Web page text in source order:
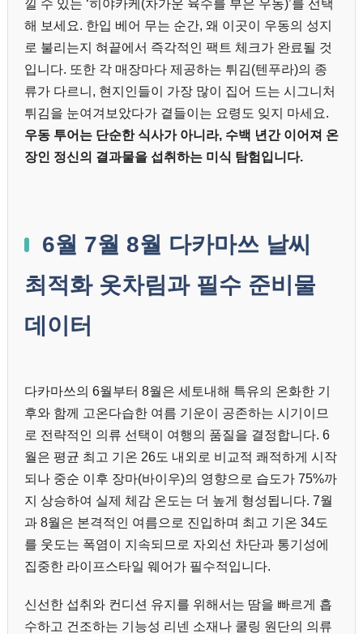
낄 수 있는 ‘히야카케(차가운 육수를 부은 우동)’를 선택
해 보세요. 한입 베어 무는 순간, 왜 이곳이 우동의 성지
로 불리는지 혀끝에서 즉각적인 팩트 체크가 완료될 것
입니다. 또한 각 매장마다 제공하는 튀김(텐푸라)의 종
류가 다르니, 현지인들이 가장 많이 집어 드는 시그니처
튀김을 눈여겨보았다가 곁들이는 요령도 잊지 마세요.
우동 투어는 단순한 식사가 아니라, 수백 년간 이어져 온
장인 정신의 결과물을 섭취하는 미식 탐험입니다.
6월 7월 8월 다카마쓰 날씨
최적화 옷차림과 필수 준비물
데이터
다카마쓰의 6월부터 8월은 세토내해 특유의 온화한 기
후와 함께 고온다습한 여름 기운이 공존하는 시기이므
로 전략적인 의류 선택이 여행의 품질을 결정합니다. 6
월은 평균 최고 기온 26도 내외로 비교적 쾌적하게 시작
되나 중순 이후 장마(바이우)의 영향으로 습도가 75%까
지 상승하여 실제 체감 온도는 더 높게 형성됩니다. 7월
과 8월은 본격적인 여름으로 진입하며 최고 기온 34도
를 웃도는 폭염이 지속되므로 자외선 차단과 통기성에
집중한 라이프스타일 웨어가 필수적입니다.
신선한 섭취와 컨디션 유지를 위해서는 땀을 빠르게 흡
수하고 건조하는 기능성 리넨 소재나 쿨링 원단의 의류